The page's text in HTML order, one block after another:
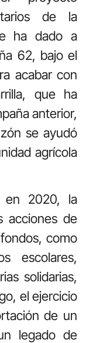
de la
ha dado a
62, bajo el
acabar con
que ha
anterior,
se ayudó
agrícola
en 2020, la
acciones de
como
escolares,
solidarias,
el ejercicio
de un
legado de